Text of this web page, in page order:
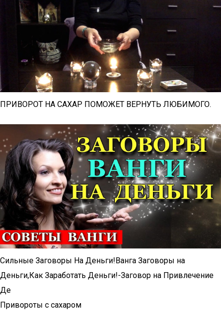
ПРИВОРОТ НА САХАР ПОМОЖЕТ ВЕРНУТЬ ЛЮБИМОГО.
Сильные Заговоры На Деньги!Ванга Заговоры на
Деньги,Как Заработать Деньги!-Заговор на Привлечение
Де
Привороты с сахаром